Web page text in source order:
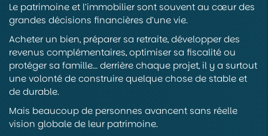
Le patrimoine et l’immobilier sont souvent au cœur des
grandes décisions financières d’une vie.
Acheter un bien, préparer sa retraite, développer des
revenus complémentaires, optimiser sa fiscalité ou
protéger sa famille… derrière chaque projet, il y a surtout
une volonté de construire quelque chose de stable et
de durable.
Mais beaucoup de personnes avancent sans réelle
vision globale de leur patrimoine.